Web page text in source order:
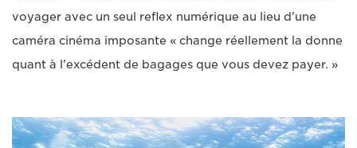
voyager avec un seul reflex numérique au lieu d'une
caméra cinéma imposante « change réellement la donne
quant à l'excédent de bagages que vous devez payer. »